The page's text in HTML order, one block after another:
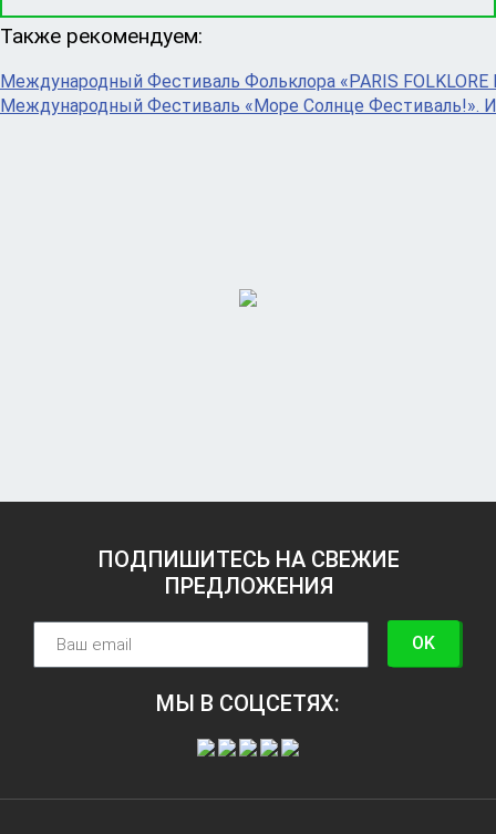
Также рекомендуем:
Международный Фестиваль Фольклора «PARIS FOLKLORE
Международный Фестиваль «Море Солнце Фестиваль!».
ПОДПИШИТЕСЬ НА СВЕЖИЕ
ПРЕДЛОЖЕНИЯ
OK
МЫ В СОЦСЕТЯХ: